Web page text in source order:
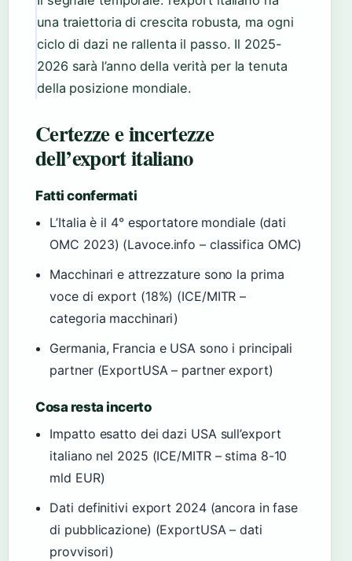
una traiettoria di crescita robusta, ma ogni
ciclo di dazi ne rallenta il passo. Il 2025-
2026 sarà l’anno della verità per la tenuta
della posizione mondiale.
Certezze e incertezze
dell’export italiano
Fatti confermati
L’Italia è il 4° esportatore mondiale (dati
OMC 2023) (Lavoce.info – classifica OMC)
Macchinari e attrezzature sono la prima
voce di export (18%) (ICE/MITR –
categoria macchinari)
Germania, Francia e USA sono i principali
partner (ExportUSA – partner export)
Cosa resta incerto
Impatto esatto dei dazi USA sull’export
italiano nel 2025 (ICE/MITR – stima 8-10
mld EUR)
Dati definitivi export 2024 (ancora in fase
di pubblicazione) (ExportUSA – dati
provvisori)